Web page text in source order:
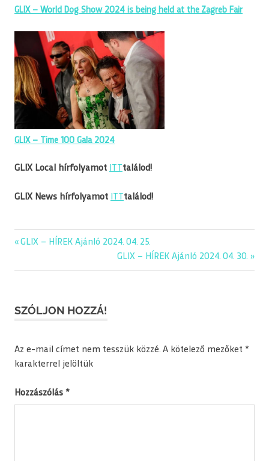
GLIX – World Dog Show 2024 is being held at the Zagreb Fair
GLIX – Time 100 Gala 2024
GLIX Local hírfolyamot ITT találod!
GLIX News hírfolyamot ITT találod!
editorial
napiajanlo
Bejegyzés
navigáció
Previous
GLIX – HÍREK Ajánló 2024. 04. 25.
Next
Post:
GLIX – HÍREK Ajánló 2024. 04. 30.
SZÓLJON HOZZÁ!
Az e-mail címet nem tesszük közzé. A kötelező mezőket *
karakterrel jelöltük
Hozzászólás *